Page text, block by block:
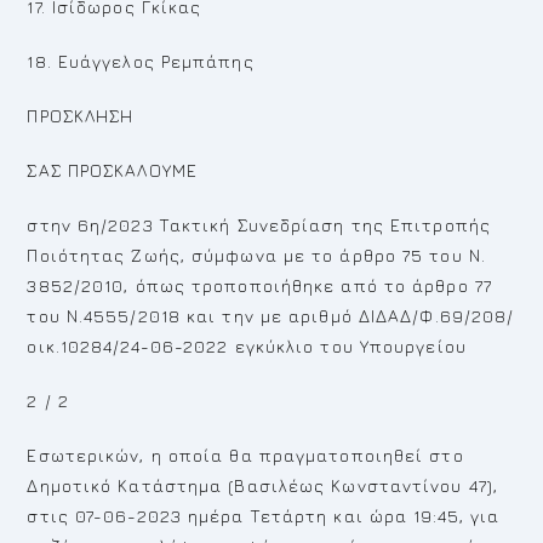
17. Ισίδωρος Γκίκας
18. Ευάγγελος Ρεμπάπης
ΠΡΟΣΚΛΗΣΗ
ΣΑΣ ΠΡΟΣΚΑΛΟΥΜΕ
στην 6η/2023 Τακτική Συνεδρίαση της Επιτροπής
Ποιότητας Ζωής, σύμφωνα με το άρθρο 75 του Ν.
3852/2010, όπως τροποποιήθηκε από το άρθρο 77
του Ν.4555/2018 και την με αριθμό ΔΙΔΑΔ/Φ.69/208/
οικ.10284/24-06-2022 εγκύκλιο του Υπουργείου
2 / 2
Εσωτερικών, η οποία θα πραγματοποιηθεί στο
Δημοτικό Κατάστημα (Βασιλέως Κωνσταντίνου 47),
στις 07-06-2023 ημέρα Τετάρτη και ώρα 19:45, για